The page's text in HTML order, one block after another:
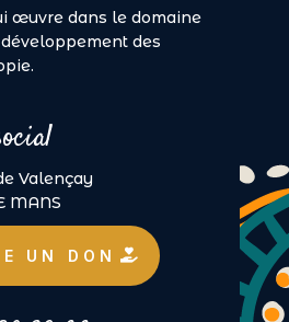
œuvre dans le domaine
développement des
Valençay
MANS
UN DON